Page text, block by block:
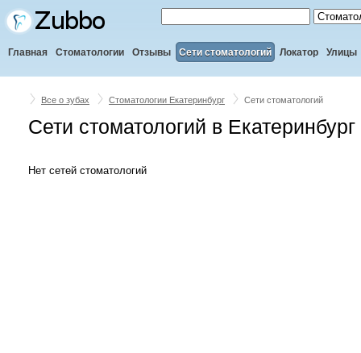
Главная Стоматологии Отзывы Сети стоматологий Локатор Улицы
Все о зубах Стоматологии Екатеринбург Сети стоматологий
Сети стоматологий в Екатеринбург
Нет сетей стоматологий